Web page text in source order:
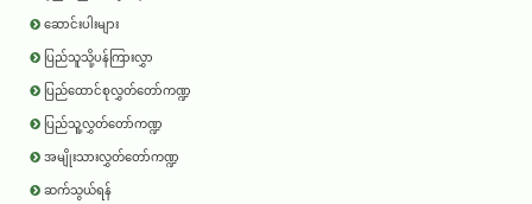
ဆောင်းပါးများ
ပြည်သူသို့ပန်ကြားလွှာ
ပြည်ထောင်စုလွှတ်တော်ကဏ္ဍ
ပြည်သူ့လွှတ်တော်ကဏ္ဍ
အမျိုးသားလွှတ်တော်ကဏ္ဍ
ဆက်သွယ်ရန်